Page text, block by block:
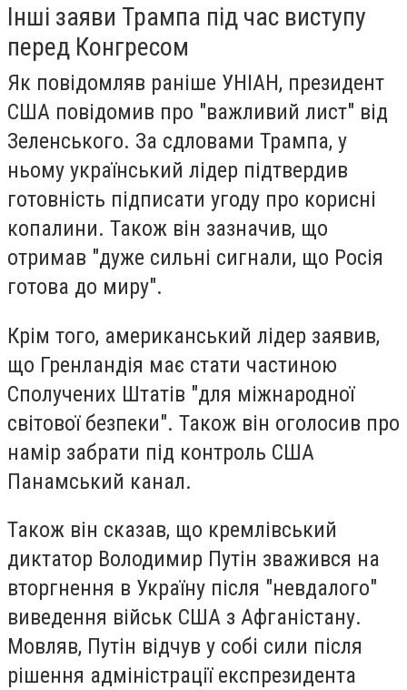
Інші заяви Трампа під час виступу
перед Конгресом
Як повідомляв раніше УНІАН, президент
США повідомив про "важливий лист" від
Зеленського. За сдловами Трампа, у
ньому український лідер підтвердив
готовність підписати угоду про корисні
копалини. Також він зазначив, що
отримав "дуже сильні сигнали, що Росія
готова до миру".
Крім того, американський лідер заявив,
що Гренландія має стати частиною
Сполучених Штатів "для міжнародної
світової безпеки". Також він оголосив про
намір забрати під контроль США
Панамський канал.
Також він сказав, що кремлівський
диктатор Володимир Путін зважився на
вторгнення в Україну після "невдалого"
виведення військ США з Афганістану.
Мовляв, Путін відчув у собі сили після
рішення адміністрації експрезидента